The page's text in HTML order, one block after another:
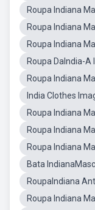
Roupa Indiana
Roupa Indiana
Roupa Indiana
Roupa DaIndia-A
Roupa Indiana
India Clothes
Roupa Indiana
Roupa Indiana
Roupa Indiana
Bata
RoupaIndiana
Roupa Indiana